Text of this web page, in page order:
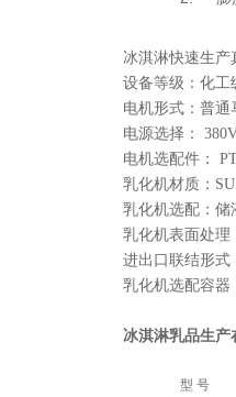
冰淇淋快速生产
设备等级：化
电机形式：普
电源选择：
电机选配件：
乳化机材质：
乳化机选配：储
乳化机表面处理
进出口联结形式
乳化机选配容
冰淇淋乳品生产
型 号